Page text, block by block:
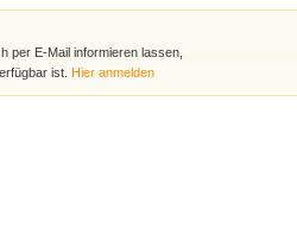
per E-Mail informieren lassen,
ist. Hier anmelden